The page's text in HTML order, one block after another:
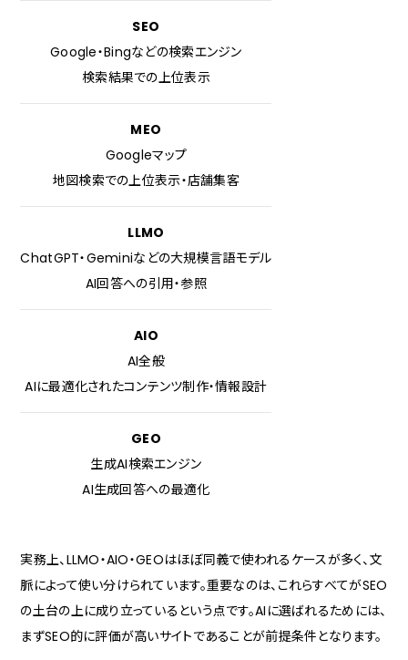
SEO
Google・Bingなどの検索エンジン
検索結果での上位表示
MEO
Googleマップ
地図検索での上位表示・店舗集客
LLMO
ChatGPT・Geminiなどの大規模言語モデル
AI回答への引用・参照
AIO
AI全般
AIに最適化されたコンテンツ制作・情報設計
GEO
生成AI検索エンジン
AI生成回答への最適化
実務上、LLMO・AIO・GEOはほぼ同義で使われるケースが多く、文
脈によって使い分けられています。重要なのは、これらすべてがSEO
の土台の上に成り立っているという点です。AIに選ばれるためには、
まずSEO的に評価が高いサイトであることが前提条件となります。